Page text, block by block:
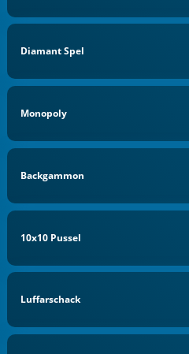
Diamant Spel
Monopoly
Backgammon
10x10 Pussel
Luffarschack